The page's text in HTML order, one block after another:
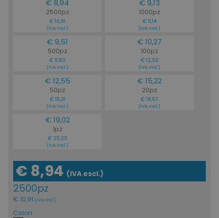
€ 8,94
2500pz
€ 10,91
(IVA incl.)
€ 9,13
1000pz
€ 11,14
(IVA incl.)
€ 9,51
500pz
€ 11,60
(IVA incl.)
€ 10,27
100pz
€ 12,53
(IVA incl.)
€ 12,55
50pz
€ 15,31
(IVA incl.)
€ 15,22
20pz
€ 18,57
(IVA incl.)
€ 19,02
1pz
€ 23,20
(IVA incl.)
€ 8,94 (IVA escl.)
2500pz
€ 10,91 (IVA incl.)
Colori